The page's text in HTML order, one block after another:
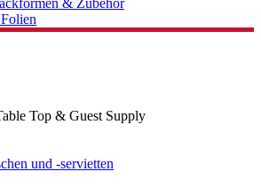
& Zubehör
Top & Guest Supply
und -servietten